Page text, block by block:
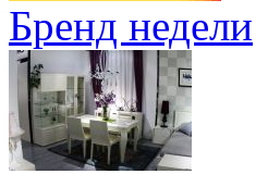
Бренд недели